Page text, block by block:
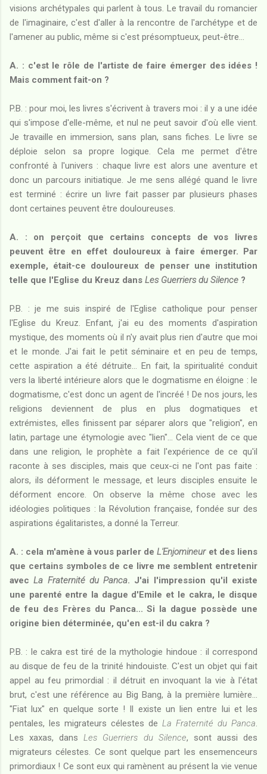
visions archétypales qui parlent à tous. Le travail du romancier
de l'imaginaire, c'est d'aller à la rencontre de l'archétype et de
l'amener au public, même si c'est présomptueux, peut-être...
A. : c'est le rôle de l'artiste de faire émerger des idées !
Mais comment fait-on ?
P.B. : pour moi, les livres s'écrivent à travers moi : il y a une idée
qui s'impose d'elle-même, et nul ne peut savoir d'où elle vient.
Je travaille en immersion, sans plan, sans fiches. Le livre se
déploie selon sa propre logique. Cela me permet d'être
confronté à l'univers : chaque livre est alors une aventure et
donc un parcours initiatique. Je me sens allégé quand le livre
est terminé : écrire un livre fait passer par plusieurs phases
dont certaines peuvent être douloureuses.
A. : on perçoit que certains concepts de vos livres
peuvent être en effet douloureux à faire émerger. Par
exemple, était-ce douloureux de penser une institution
telle que l'Eglise du Kreuz dans Les Guerriers du Silence ?
P.B. : je me suis inspiré de l'Eglise catholique pour penser
l'Eglise du Kreuz. Enfant, j'ai eu des moments d'aspiration
mystique, des moments où il n'y avait plus rien d'autre que moi
et le monde. J'ai fait le petit séminaire et en peu de temps,
cette aspiration a été détruite... En fait, la spiritualité conduit
vers la liberté intérieure alors que le dogmatisme en éloigne : le
dogmatisme, c'est donc un agent de l'incréé ! De nos jours, les
religions deviennent de plus en plus dogmatiques et
extrémistes, elles finissent par séparer alors que "religion", en
latin, partage une étymologie avec "lien"... Cela vient de ce que
dans une religion, le prophète a fait l'expérience de ce qu'il
raconte à ses disciples, mais que ceux-ci ne l'ont pas faite :
alors, ils déforment le message, et leurs disciples ensuite le
déforment encore. On observe la même chose avec les
idéologies politiques : la Révolution française, fondée sur des
aspirations égalitaristes, a donné la Terreur.
A. : cela m'amène à vous parler deL'Enjomineuret des liens
que certains symboles de ce livre me semblent entretenir
avecLa Fraternité du Panca. J'ai l'impression qu'il existe
une parenté entre la dague d'Emile et le cakra, le disque
de feu des Frères du Panca... Si la dague possède une
origine bien déterminée, qu'en est-il du cakra ?
P.B. : le cakra est tiré de la mythologie hindoue : il correspond
au disque de feu de la trinité hindouiste. C'est un objet qui fait
appel au feu primordial : il détruit en invoquant la vie à l'état
brut, c'est une référence au Big Bang, à la première lumière...
"Fiat lux" en quelque sorte ! Il existe un lien entre lui et les
pentales, les migrateurs célestes de La Fraternité du Panca
Les xaxas, dansLes Guerriers du Silence, sont aussi des
migrateurs célestes. Ce sont quelque part les ensemenceurs
primordiaux ! Ce sont eux qui ramènent au présent la vie venue